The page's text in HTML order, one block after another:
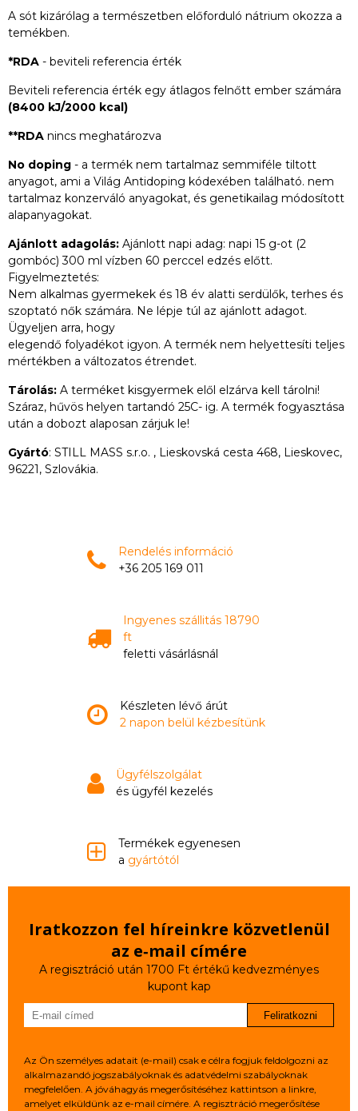
A sót kizárólag a természetben előforduló nátrium okozza a
temékben.
*RDA - beviteli referencia érték
Beviteli referencia érték egy átlagos felnőtt ember számára
(8400 kJ/2000 kcal)
**RDA nincs meghatározva
No doping - a termék nem tartalmaz semmiféle tiltott
anyagot, ami a Világ Antidoping kódexében található. nem
tartalmaz konzerváló anyagokat, és genetikailag módosított
alapanyagokat.
Ajánlott adagolás: Ajánlott napi adag: napi 15 g-ot (2
gombóc) 300 ml vízben 60 perccel edzés előtt.
Figyelmeztetés:
Nem alkalmas gyermekek és 18 év alatti serdülők, terhes és
szoptató nők számára. Ne lépje túl az ajánlott adagot.
Ügyeljen arra, hogy
elegendő folyadékot igyon. A termék nem helyettesíti teljes
mértékben a változatos étrendet.
Tárolás: A terméket kisgyermek elől elzárva kell tárolni!
Száraz, hűvös helyen tartandó 25C- ig. A termék fogyasztása
után a dobozt alaposan zárjuk le!
Gyártó: STILL MASS s.r.o. , Lieskovská cesta 468, Lieskovec,
96221, Szlovákia.
Rendelés információ
+36 205 169 011
Ingyenes szállitás 18790
ft
feletti vásárlásnál
Készleten lévő árút
2 napon belül kézbesítünk
Ügyfélszolgálat
és ügyfél kezelés
Termékek egyenesen
a gyártótól
Iratkozzon fel híreinkre közvetlenül
az e‑mail címére
A regisztráció után 1700 Ft értékű kedvezményes
kupont kap
Feliratkozni
Az Ön személyes adatait (e-mail) csak e célra fogjuk feldolgozni az
alkalmazandó jogszabályoknak és adatvédelmi szabályoknak
megfelelően. A jóváhagyás megerősítéséhez kattintson a linkre,
amelyet elküldünk az e-mail címére. A regisztráció megerősítése